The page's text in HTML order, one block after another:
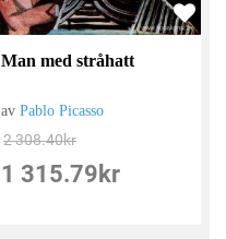
Man med stråhatt
avPablo Picasso
2 308.40kr
1 315.79 kr